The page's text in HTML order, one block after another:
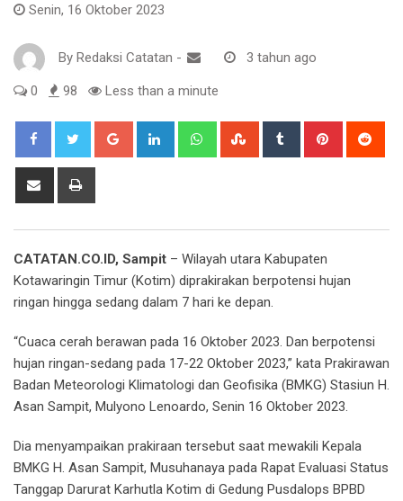
Senin, 16 Oktober 2023
By Redaksi Catatan - 3 tahun ago
0 98 Less than a minute
Google+ LinkedIn WhatsappStumbleUpon
Tumblr Pinterest
Share
CATATAN.CO.ID, Sampit – Wilayah utara Kabupaten
Kotawaringin Timur (Kotim) diprakirakan berpotensi hujan
ringan hingga sedang dalam 7 hari ke depan.
“Cuaca cerah berawan pada 16 Oktober 2023. Dan berpotensi
hujan ringan-sedang pada 17-22 Oktober 2023,” kata Prakirawan
Badan Meteorologi Klimatologi dan Geofisika (BMKG) Stasiun H.
Asan Sampit, Mulyono Lenoardo, Senin 16 Oktober 2023.
Dia menyampaikan prakiraan tersebut saat mewakili Kepala
BMKG H. Asan Sampit, Musuhanaya pada Rapat Evaluasi Status
Tanggap Darurat Karhutla Kotim di Gedung Pusdalops BPBD